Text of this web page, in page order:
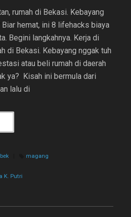
rumah di Bekasi. Kebayang
hemat, ini 8 lifehacks biaya
Begini langkahnya. Kerja di
di Bekasi. Kebayang nggak tuh
atau beli rumah di daerah
ya? Kisah ini bermula dari
lalu di
LIFEHACKS
TRANSPORTASI
JAKARTA”
magang
K. Putri